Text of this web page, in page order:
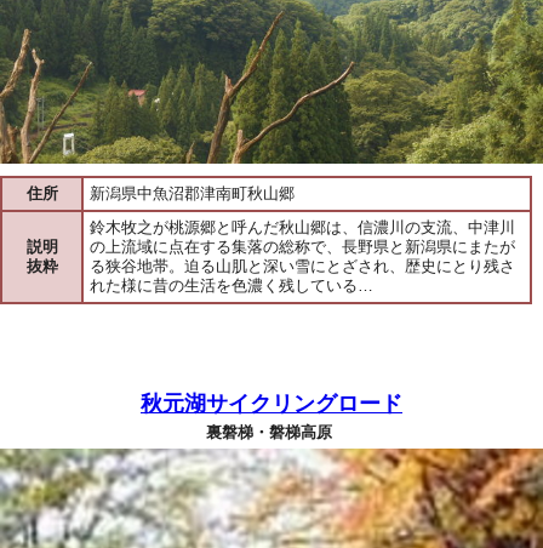
住所 新潟県中魚沼郡津南町秋山郷
説明
抜粋
鈴木牧之が桃源郷と呼んだ秋山郷は、信濃川の支流、中津川
の上流域に点在する集落の総称で、長野県と新潟県にまたが
る狭谷地帯。迫る山肌と深い雪にとざされ、歴史にとり残さ
れた様に昔の生活を色濃く残している…
秋元湖サイクリングロード
裏磐梯・磐梯高原